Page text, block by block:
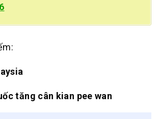
tăng cân kian pee wan